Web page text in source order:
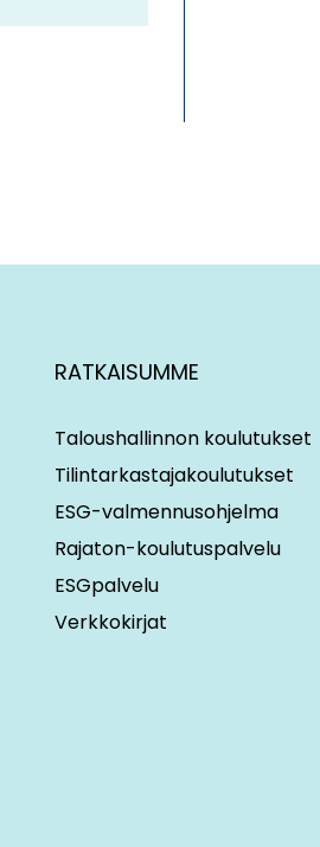
RATKAISUMME
Taloushallinnon koulutukset
Tilintarkastajakoulutukset
ESG-valmennusohjelma
Rajaton-koulutuspalvelu
ESGpalvelu
Verkkokirjat